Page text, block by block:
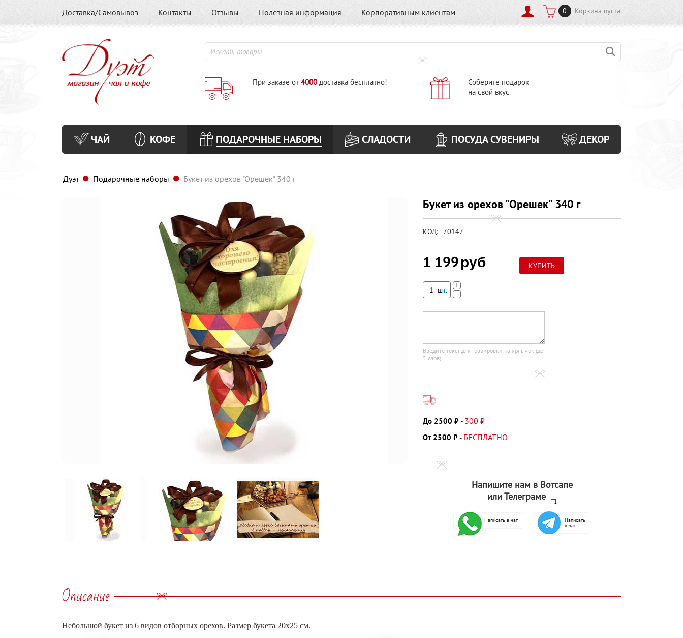
Доставка/Самовывоз Контакты Отзывы Полезная информация Корпоративным клиентам 0 Корзина пуста
При заказе от 4000доставка бесплатно!
Соберите подарок
на свой вкус
ЧАЙ КОФЕ ПОДАРОЧНЫЕ НАБОРЫ СЛАДОСТИ ПОСУДА СУВЕНИРЫ ДЕКОР
Дуэт Подарочные наборы Букет из орехов "Орешек" 340 г
Букет из орехов "Орешек" 340 г
КОД: 70147
1 199 руб
+
−
Введите текст для гравировки на ярлычок (до
5 слов)
До 2500 ₽ - 300 ₽
От 2500 ₽ - БЕСПЛАТНО
Напишите нам в Вотсапе
или Телеграме
Написать в чат Написать
в чат
Описание
Небольшой букет из 6 видов отборных орехов. Размер букета 20х25 см.